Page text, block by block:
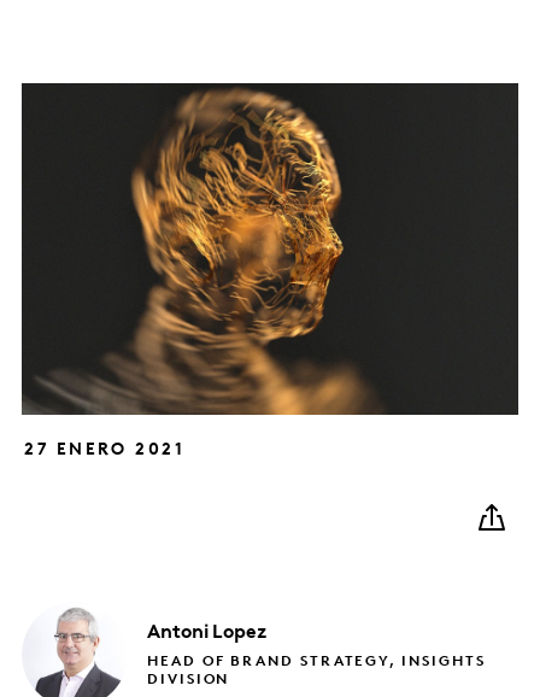
27 ENERO 2021
Antoni Lopez
HEAD OF BRAND STRATEGY, INSIGHTS
DIVISION